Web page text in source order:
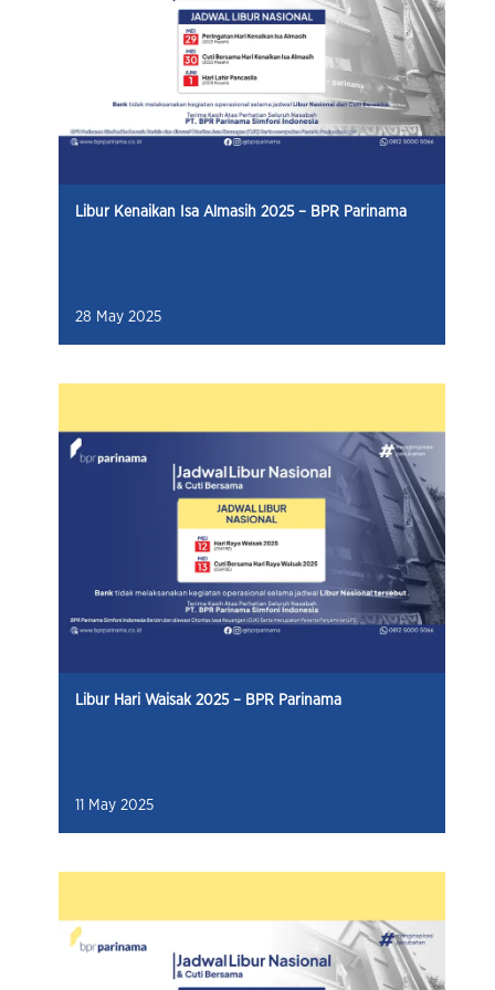
Libur Kenaikan Isa Almasih 2025 – BPR Parinama
28 May 2025
Libur Hari Waisak 2025 – BPR Parinama
11 May 2025